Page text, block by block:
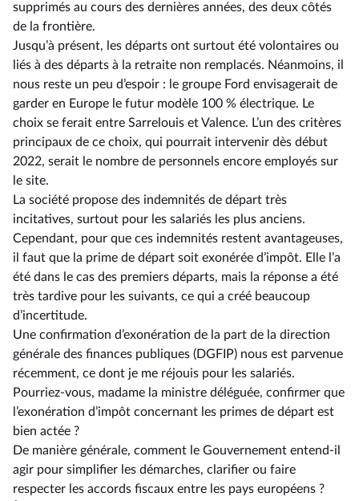
supprimés au cours des dernières années, des deux côtés
de la frontière.
Jusqu’à présent, les départs ont surtout été volontaires ou
liés à des départs à la retraite non remplacés. Néanmoins, il
nous reste un peu d’espoir : le groupe Ford envisagerait de
garder en Europe le futur modèle 100 % électrique. Le
choix se ferait entre Sarrelouis et Valence. L’un des critères
principaux de ce choix, qui pourrait intervenir dès début
2022, serait le nombre de personnels encore employés sur
le site.
La société propose des indemnités de départ très
incitatives, surtout pour les salariés les plus anciens.
Cependant, pour que ces indemnités restent avantageuses,
il faut que la prime de départ soit exonérée d’impôt. Elle l’a
été dans le cas des premiers départs, mais la réponse a été
très tardive pour les suivants, ce qui a créé beaucoup
d’incertitude.
Une confirmation d’exonération de la part de la direction
générale des finances publiques (DGFIP) nous est parvenue
récemment, ce dont je me réjouis pour les salariés.
Pourriez-vous, madame la ministre déléguée, confirmer que
l’exonération d’impôt concernant les primes de départ est
bien actée ?
De manière générale, comment le Gouvernement entend-il
agir pour simplifier les démarches, clarifier ou faire
respecter les accords fiscaux entre les pays européens ?